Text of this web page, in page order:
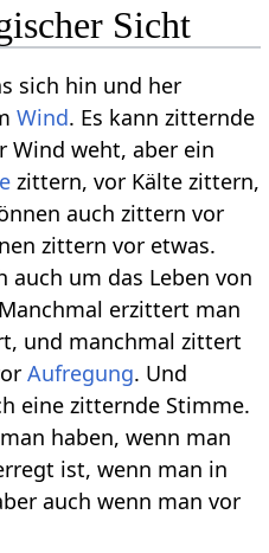
Sicht
sich hin und her
Wind. Es kann zitternde
Wind weht, aber ein
zittern, vor Kälte zittern,
auch zittern vor
zittern vor etwas.
um das Leben von
erzittert man
und manchmal zittert
Aufregung. Und
eine zitternde Stimme.
haben, wenn man
ist, wenn man in
auch wenn man vor